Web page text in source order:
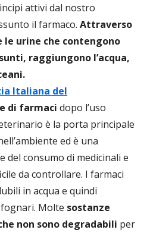
attivi dal nostro
il farmaco. Attraverso
urine che contengono
raggiungono l’acqua,
Italiana del
di farmaci dopo l’uso
è la porta principale
ed è una
del consumo di medicinali e
da controllare. I farmaci
in acqua e quindi
Molte sostanze
non sono degradabili per